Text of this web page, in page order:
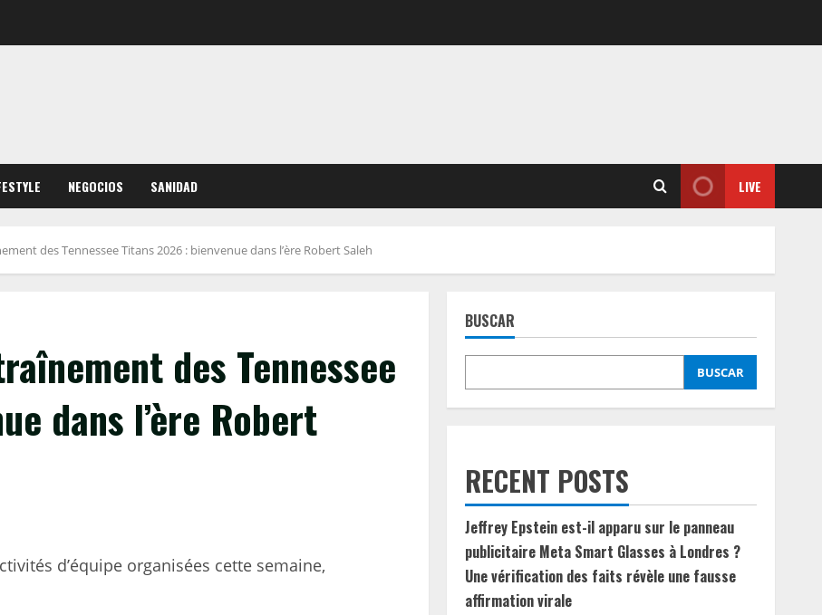
NEGOCIOS SANIDAD LIVE
des Tennessee Titans 2026 : bienvenue dans l’ère Robert Saleh
des Tennessee
dans l’ère Robert
d’équipe organisées cette semaine,
BUSCAR
BUSCAR
RECENT POSTS
Jeffrey Epstein est-il apparu sur le panneau
publicitaire Meta Smart Glasses à Londres ?
Une vérification des faits révèle une fausse
affirmation virale